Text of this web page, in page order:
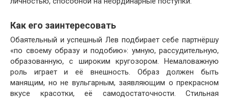
Как его заинтересовать
Обаятельный и успешный Лев подбирает себе партнёршу
«по своему образу и подобию»: умную, рассудительную,
образованную, с широким кругозором. Немаловажную
роль играет и её внешность. Образ должен быть
манящим, но не вульгарным, заявляющим о прекрасном
вкусе красотки, её самодостаточности. Стильная